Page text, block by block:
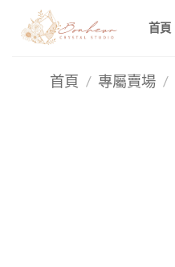
首頁
首頁 / 專屬賣場 /